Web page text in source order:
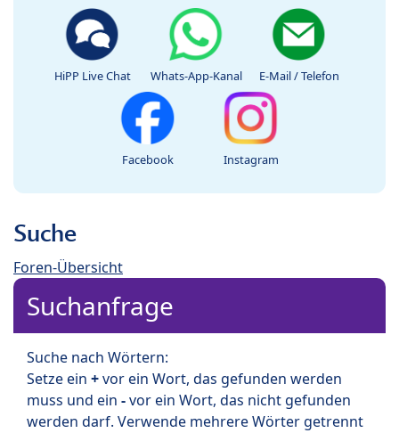
HiPP Live Chat Whats-App-Kanal E-Mail / Telefon
Facebook Instagram
Suche
Foren-Übersicht
Suchanfrage
Suche nach Wörtern:
Setze ein +vor ein Wort, das gefunden werden
muss und ein -vor ein Wort, das nicht gefunden
werden darf. Verwende mehrere Wörter getrennt